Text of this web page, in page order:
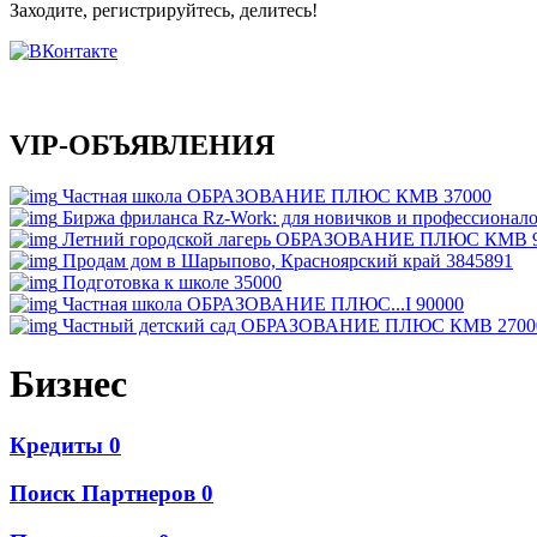
Заходите, регистрируйтесь, делитесь!
VIP-ОБЪЯВЛЕНИЯ
Частная школа ОБРАЗОВАНИЕ ПЛЮС КМВ 37000
Биржа фриланса Rz-Work: для новичков и
Летний городской лагерь ОБРАЗОВАНИЕ ПЛЮС КМВ
Продам дом в Шарыпово, Красноярский край 3845891
Подготовка к школе 35000
Частная школа ОБРАЗОВАНИЕ ПЛЮС...I 90000
Частный детский сад ОБРАЗОВАНИЕ ПЛЮС КМВ
Бизнес
Кредиты 0
Поиск Партнеров 0